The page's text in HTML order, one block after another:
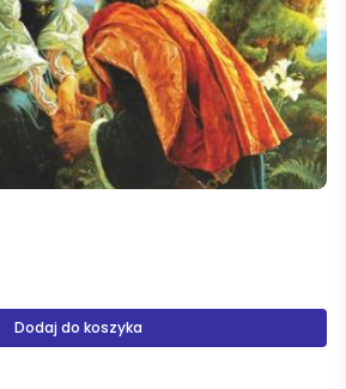
Noska z opracowaniem
Produkt niedostępny